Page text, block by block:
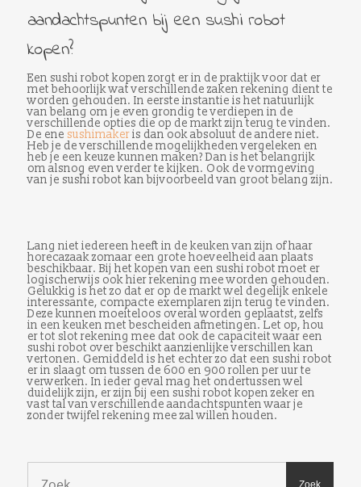
aandachtspunten bij een sushi robot
kopen?
Een sushi robot kopen zorgt er in de praktijk voor dat er
met behoorlijk wat verschillende zaken rekening dient te
worden gehouden. In eerste instantie is het natuurlijk
van belang om je even grondig te verdiepen in de
verschillende opties die op de markt zijn terug te vinden.
De ene sushimakeris dan ook absoluut de andere niet.
Heb je de verschillende mogelijkheden vergeleken en
heb je een keuze kunnen maken? Dan is het belangrijk
om alsnog even verder te kijken. Ook de vormgeving
van je sushi robot kan bijvoorbeeld van groot belang zijn.
Lang niet iedereen heeft in de keuken van zijn of haar
horecazaak zomaar een grote hoeveelheid aan plaats
beschikbaar. Bij het kopen van een sushi robot moet er
logischerwijs ook hier rekening mee worden gehouden.
Gelukkig is het zo dat er op de markt wel degelijk enkele
interessante, compacte exemplaren zijn terug te vinden.
Deze kunnen moeiteloos overal worden geplaatst, zelfs
in een keuken met bescheiden afmetingen. Let op, hou
er tot slot rekening mee dat ook de capaciteit waar een
sushi robot over beschikt aanzienlijke verschillen kan
vertonen. Gemiddeld is het echter zo dat een sushi robot
er in slaagt om tussen de 600 en 900 rollen per uur te
verwerken. In ieder geval mag het ondertussen wel
duidelijk zijn, er zijn bij een sushi robot kopen zeker en
vast tal van verschillende aandachtspunten waar je
zonder twijfel rekening mee zal willen houden.